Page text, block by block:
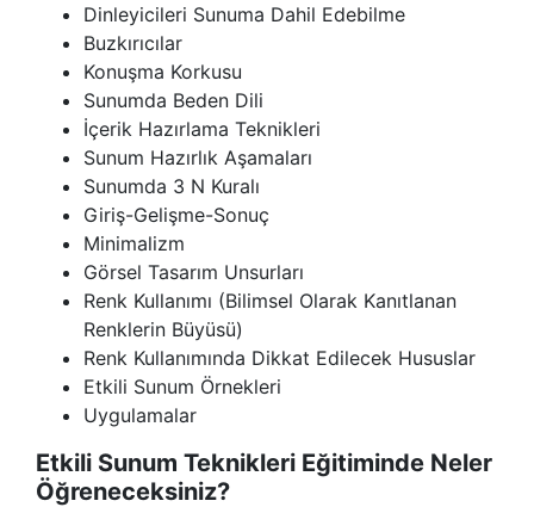
Dinleyicileri Sunuma Dahil Edebilme
Buzkırıcılar
Konuşma Korkusu
Sunumda Beden Dili
İçerik Hazırlama Teknikleri
Sunum Hazırlık Aşamaları
Sunumda 3 N Kuralı
Giriş-Gelişme-Sonuç
Minimalizm
Görsel Tasarım Unsurları
Renk Kullanımı (Bilimsel Olarak Kanıtlanan
Renklerin Büyüsü)
Renk Kullanımında Dikkat Edilecek Hususlar
Etkili Sunum Örnekleri
Uygulamalar
Etkili Sunum Teknikleri Eğitiminde Neler
Öğreneceksiniz?